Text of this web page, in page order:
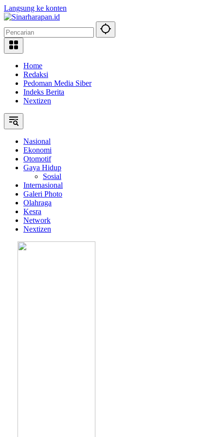
Langsung ke konten
Home
Redaksi
Pedoman Media Siber
Indeks Berita
Nextizen
Nasional
Ekonomi
Otomotif
Gaya Hidup
Sosial
Internasional
Galeri Photo
Olahraga
Kesra
Network
Nextizen